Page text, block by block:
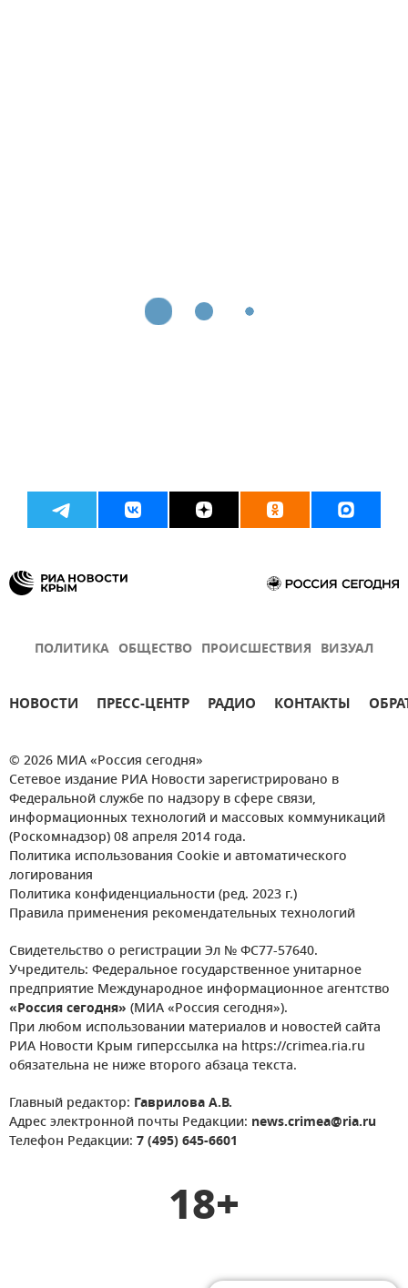
ПОЛИТИКА ОБЩЕСТВО ПРОИСШЕСТВИЯ ВИЗУАЛ
НОВОСТИ ПРЕСС-ЦЕНТР РАДИО КОНТАКТЫ
© 2026 МИА «Россия сегодня»
Сетевое издание РИА Новости зарегистрировано в
Федеральной службе по надзору в сфере связи,
информационных технологий и массовых коммуникаций
(Роскомнадзор) 08 апреля 2014 года.
Политика использования Cookie и автоматического
логирования
Политика конфиденциальности (ред. 2023 г.)
Правила применения рекомендательных технологий
Свидетельство о регистрации Эл № ФС77-57640.
Учредитель: Федеральное государственное унитарное
предприятие Международное информационное агентство
«Россия сегодня» (МИА «Россия сегодня»).
При любом использовании материалов и новостей сайта
РИА Новости Крым гиперссылка на https://crimea.ria.ru
обязательна не ниже второго абзаца текста.
Главный редактор: Гаврилова А.В.
Адрес электронной почты Редакции: news.crimea@ria.ru
Телефон Редакции: 7 (495) 645-6601
18+